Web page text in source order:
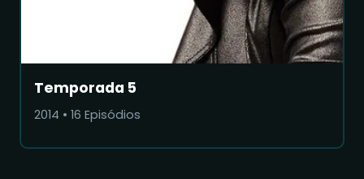
Temporada 5
2014 • 16 Episódios